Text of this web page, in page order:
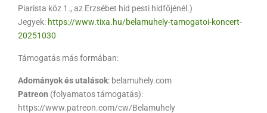
Piarista köz 1., az Erzsébet híd pesti hídfőjénél.)
Jegyek: https://www.tixa.hu/belamuhely-tamogatoi-koncert-
20251030
Támogatás más formában:
Adományok és utalások: belamuhely.com
Patreon (folyamatos támogatás):
https://www.patreon.com/cw/Belamuhely